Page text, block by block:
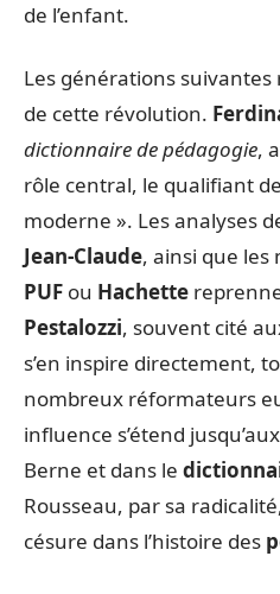
de l’enfant.
Les générations
de cette révolution.
dictionnaire de pédagogie,
rôle central, le qualifiant
moderne ». Les analyses
Jean-Claude, ainsi que les
PUF ou Hachette
Pestalozzi, souvent cité
s’en inspire directement,
nombreux réformateurs
influence s’étend
Berne et dans le
Rousseau, par sa
césure dans l’histoire des